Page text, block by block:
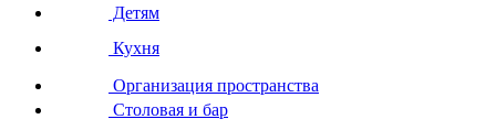
Детям
Кухня
Организация пространства
Столовая и бар